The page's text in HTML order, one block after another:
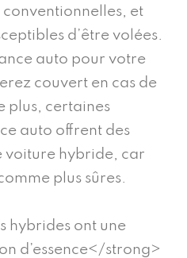
conventionnelles, et
d’être volées.
auto pour votre
couvert en cas de
plus, certaines
auto offrent des
voiture hybride, car
plus sûres.
hybrides ont une
d’essence</strong>